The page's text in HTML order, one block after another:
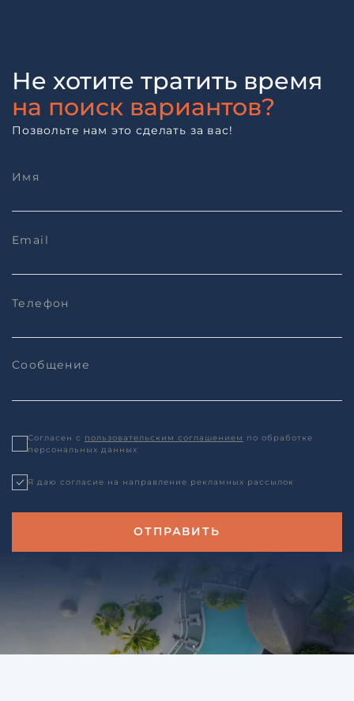
Не хотите тратить время
на поиск вариантов?
Позвольте нам это сделать за вас!
Согласен с пользовательским соглашением по обработке
персональных данных
Я даю согласие на направление рекламных рассылок